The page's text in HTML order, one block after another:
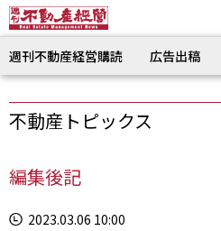
週刊不動産経営購読 広告出稿
不動産トピックス
編集後記
2023.03.06 10:00